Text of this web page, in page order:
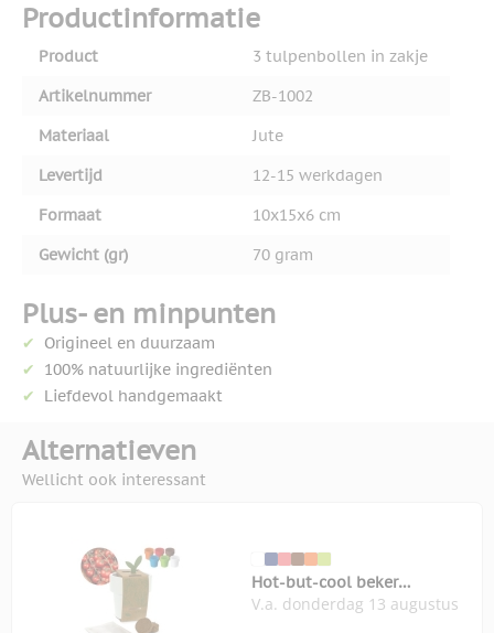
Productinformatie
Product
3 tulpenbollen in zakje
Artikelnummer
ZB-1002
Materiaal
Jute
Levertijd
12-15 werkdagen
Formaat
10x15x6 cm
Gewicht (gr)
70 gram
Plus- en minpunten
Origineel en duurzaam
100% natuurlijke ingrediënten
Liefdevol handgemaakt
Alternatieven
Wellicht ook interessant
Hot-but-cool beker
kerstomatenzaadjes
V.a. donderdag 13 augustus